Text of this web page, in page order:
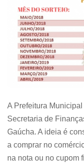
A Prefeitura
Secretaria de
Gaúcha. A ideia é
a comprar no
na nota ou no cupom